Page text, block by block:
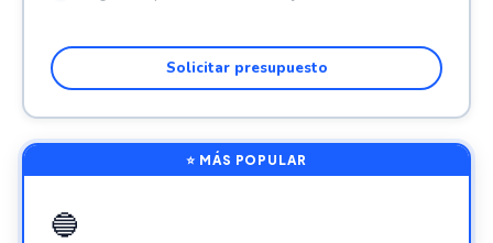
Solicitar presupuesto
⭐ MÁS POPULAR
🔵